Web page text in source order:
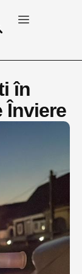
în
Înviere